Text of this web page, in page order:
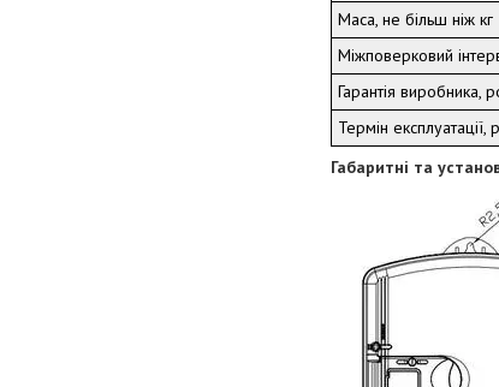
Маса, не більш ніж кг
Міжповерковий
Гарантія виробника,
Термін експлуатації,
Габаритні та